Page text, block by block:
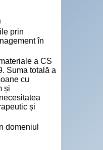
prin
în
a CS
Suma totală a
cu
și
și
domeniul